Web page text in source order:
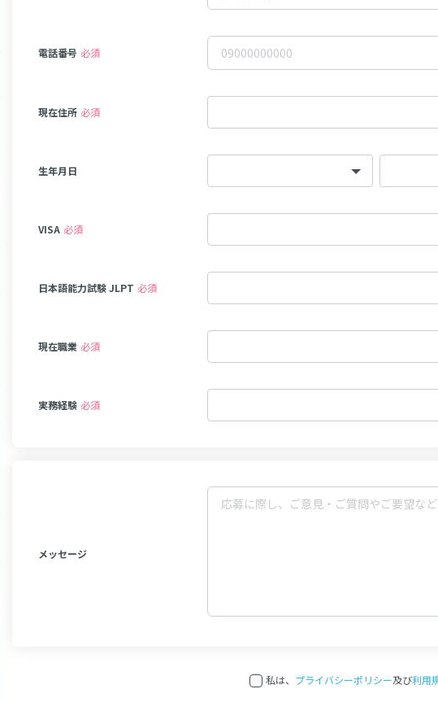
電話番号 必須
現在住所 必須
生年月日
VISA 必須
日本語能力試験 JLPT 必須
現在職業 必須
実務経験 必須
メッセージ
私は、 プライバシーポリシー及び利用